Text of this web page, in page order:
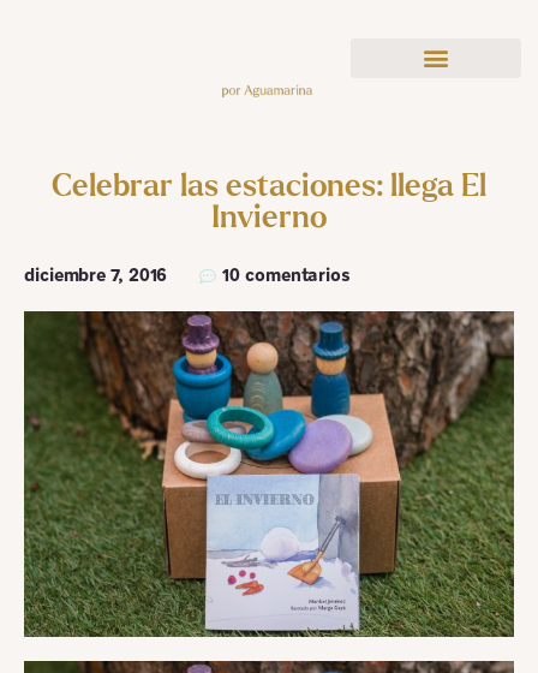
Celebrar las estaciones: llega El
Invierno
diciembre 7, 2016 10 comentarios